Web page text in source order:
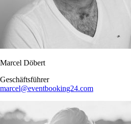
Marcel Döbert
Geschäftsführer
marcel@eventbooking24.com